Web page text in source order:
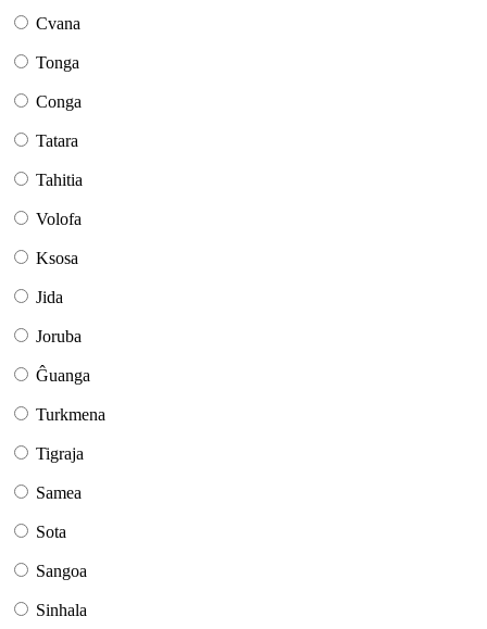
Cvana
Tonga
Conga
Tatara
Tahitia
Volofa
Ksosa
Jida
Joruba
Ĝuanga
Turkmena
Tigraja
Samea
Sota
Sangoa
Sinhala